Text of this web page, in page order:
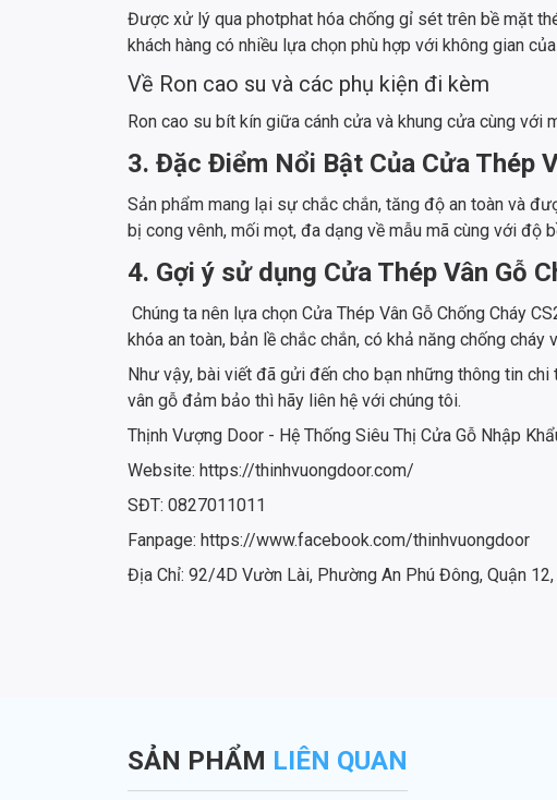
Được xử lý qua photphat hóa chống gỉ sét trên bề mặt
khách hàng có nhiều lựa chọn phù hợp với không gian
Về Ron cao su và các phụ kiện đi kèm
Ron cao su bít kín giữa cánh cửa và khung cửa cùng
3. Đặc Điểm Nổi Bật Của Cửa Thép
Sản phẩm mang lại sự chắc chắn, tăng độ an toàn và
bị cong vênh, mối mọt, đa dạng về mẫu mã cùng với độ
4. Gợi ý sử dụng Cửa Thép Vân Gỗ
Chúng ta nên lựa chọn Cửa Thép Vân Gỗ Chống Cháy
khóa an toàn, bản lề chắc chắn, có khả năng chống
Như vậy, bài viết đã gửi đến cho bạn những thông tin chi
vân gỗ đảm bảo thì hãy liên hệ với chúng tôi.
Thịnh Vượng Door - Hệ Thống Siêu Thị Cửa Gỗ Nhập
Website: https://thinhvuongdoor.com/
SĐT: 0827011011
Fanpage: https://www.facebook.com/thinhvuongdoor
Địa Chỉ: 92/4D Vườn Lài, Phường An Phú Đông, Quận 12,
SẢN PHẨM LIÊN QUAN